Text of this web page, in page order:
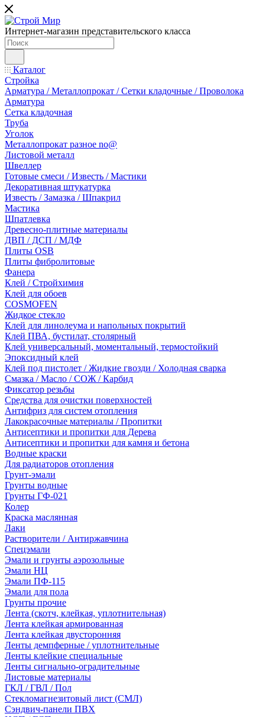
Интернет-магазин представительского класса
Каталог
Стройка
Арматура / Металлопрокат / Сетки кладочные / Проволока
Арматура
Сетка кладочная
Труба
Уголок
Металлопрокат разное no@
Листовой металл
Швеллер
Готовые смеси / Известь / Мастики
Декоративная штукатурка
Известь / Замазка / Шпакрил
Мастика
Шпатлевка
Древесно-плитные материалы
ДВП / ДСП / МДФ
Плиты OSB
Плиты фибролитовые
Фанера
Клей / Стройхимия
Клей для обоев
COSMOFEN
Жидкое стекло
Клей для линолеума и напольных покрытий
Клей ПВА, бустилат, столярный
Клей универсальный, моментальный, термостойкий
Эпоксидный клей
Клей под пистолет / Жидкие гвозди / Холодная сварка
Смазка / Масло / СОЖ / Карбид
Фиксатор резьбы
Средства для очистки поверхностей
Антифриз для систем отопления
Лакокрасочные материалы / Пропитки
Антисептики и пропитки для Дерева
Антисептики и пропитки для камня и бетона
Водные краски
Для радиаторов отопления
Грунт-эмали
Грунты водные
Грунты ГФ-021
Колер
Краска маслянная
Лаки
Растворители / Антиржавчина
Спецэмали
Эмали и грунты аэрозольные
Эмали НЦ
Эмали ПФ-115
Эмали для пола
Грунты прочие
Лента (скотч, клейкая, уплотнительная)
Лента клейкая армированная
Лента клейкая двусторонняя
Ленты демпферные / уплотнительные
Ленты клейкие специальные
Ленты сигнально-оградительные
Листовые материалы
ГКЛ / ГВЛ / Пол
Стекломагнезитовый лист (СМЛ)
Сэндвич-панели ПВХ